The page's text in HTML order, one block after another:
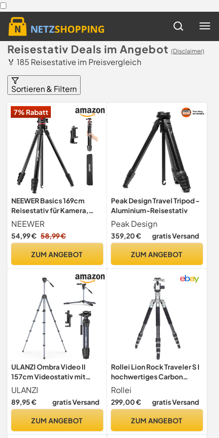
Reisestativ Deals im Angebot (Disclaimer)
🏅 185 Reisestative im Preisvergleich
Sortieren & Filtern
7% Rabatt
NEEWER Basics 169cm
Reisestativ für Kamera,
leichtes DSLR Stativ mit
Kugelkopf, Arca Typ
Schnellwechselplatte,
kompatibel mit iPhone
maximale Belastung 11lb,
NEEWER
54,99 € 58,99 €
ZUM ANGEBOT
Peak Design Travel Tripod -
Aluminium-Reisestativ
Peak Design
359,20 € gratis Versand
ZUM ANGEBOT
ULANZI Ombra Video II
157cm Videostativ mit
Fluidkopf 360°
Pan&-70°/+90° Tilt Pan,
Travel Tripod mit
Kamerastativ mit Arca
ULANZI
89,95 € gratis Versand
ZUM ANGEBOT
Rollei Lion Rock Traveler S I
hochwertiges Carbon
Reise-Stativ mit 10kg
Tragkraft inkl. Stativkopf
und Spikes I Ideal für Reise
Rollei
299,00 € gratis Versand
ZUM ANGEBOT